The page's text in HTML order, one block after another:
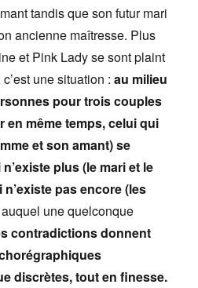
tandis que son futur mari
ancienne maîtresse. Plus
et Pink Lady se sont plaint
une situation :au milieu
pour trois couples
en même temps, celui qui
et son amant) se
plus (le mari et le
pas encore (les
une quelconque
contradictions donnent
discrètes, tout en finesse.